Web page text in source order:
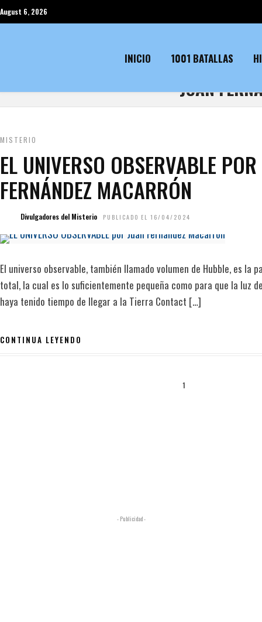
August 6, 2026
INICIO 1001 BATALLAS
JUAN
MISTERIO
EL UNIVERSO OBSERVABLE
FERNÁNDEZ MACARRÓN
Divulgadores del Misterio PUBLICADO EL 16/04/2024
El universo observable, también llamado volumen de Hubble, es la
total, la cual es lo suficientemente pequeña como para que la luz
haya tenido tiempo de llegar a la Tierra Contact […]
CONTINUA LEYENDO
1
- Publicidad -